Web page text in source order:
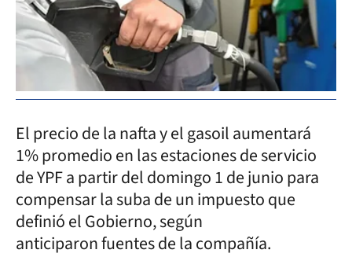
El precio de la nafta y el gasoil aumentará
1% promedio en las estaciones de servicio
de YPF a partir del domingo 1 de junio para
compensar la suba de un impuesto que
definió el Gobierno, según
anticiparon fuentes de la compañía.